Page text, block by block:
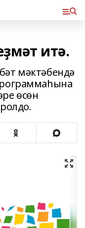
итә.
мәктәбендә
өсөн